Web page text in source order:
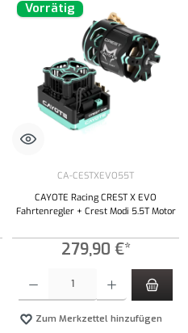
Vorrätig
CA-CESTXEVO55T
CAYOTE Racing CREST X EVO
Fahrtenregler + Crest Modi 5.5T Motor
279,90 €*
Zum Merkzettel hinzufügen